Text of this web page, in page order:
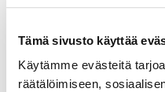
Tämä sivusto käyttää
Käytämme evästeitä
räätälöimiseen,